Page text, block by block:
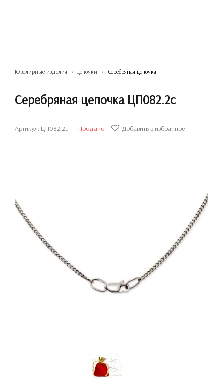
Ювелирные изделия Цепочки Серебряная цепочка
Серебряная цепочка ЦП082.2с
Артикул: ЦП082.2с Продано Добавить в избранное